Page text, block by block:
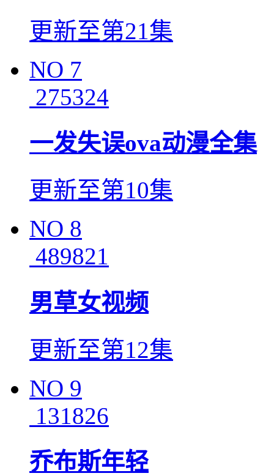
更新至第21集
NO 7
275324
一发失误ova动漫全集
更新至第10集
NO 8
489821
男草女视频
更新至第12集
NO 9
131826
乔布斯年轻